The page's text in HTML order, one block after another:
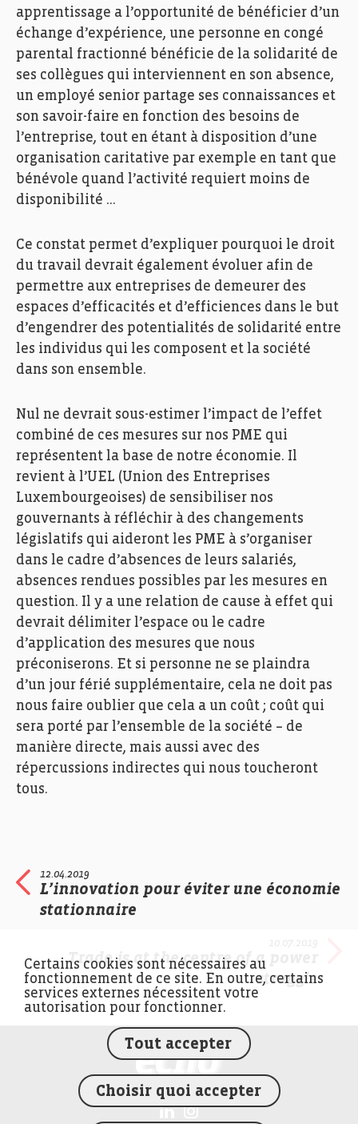
apprentissage a l’opportunité de bénéficier d’un
échange d’expérience, une personne en congé
parental fractionné bénéficie de la solidarité de
ses collègues qui interviennent en son absence,
un employé senior partage ses connaissances et
son savoir-faire en fonction des besoins de
l’entreprise, tout en étant à disposition d’une
organisation caritative par exemple en tant que
bénévole quand l’activité requiert moins de
disponibilité …
Ce constat permet d’expliquer pourquoi le droit
du travail devrait également évoluer afin de
permettre aux entreprises de demeurer des
espaces d’efficacités et d’efficiences dans le but
d’engendrer des potentialités de solidarité entre
les individus qui les composent et la société
dans son ensemble.
Nul ne devrait sous-estimer l’impact de l’effet
combiné de ces mesures sur nos PME qui
représentent la base de notre économie. Il
revient à l’UEL (Union des Entreprises
Luxembourgeoises) de sensibiliser nos
gouvernants à réfléchir à des changements
législatifs qui aideront les PME à s’organiser
dans le cadre d’absences de leurs salariés,
absences rendues possibles par les mesures en
question. Il y a une relation de cause à effet qui
devrait délimiter l’espace ou le cadre
d’application des mesures que nous
préconiserons. Et si personne ne se plaindra
d’un jour férié supplémentaire, cela ne doit pas
nous faire oublier que cela a un coût ; coût qui
sera porté par l’ensemble de la société – de
manière directe, mais aussi avec des
répercussions indirectes qui nous toucheront
tous.
12.04.2019
L’innovation pour éviter une économie
stationnaire
Trade is at the centre of a power
struggle
FEDIL écho
Certains cookies sont nécessaires au
fonctionnement de ce site. En outre, certains
services externes nécessitent votre
autorisation pour fonctionner.
Tout accepter
Choisir quoi accepter